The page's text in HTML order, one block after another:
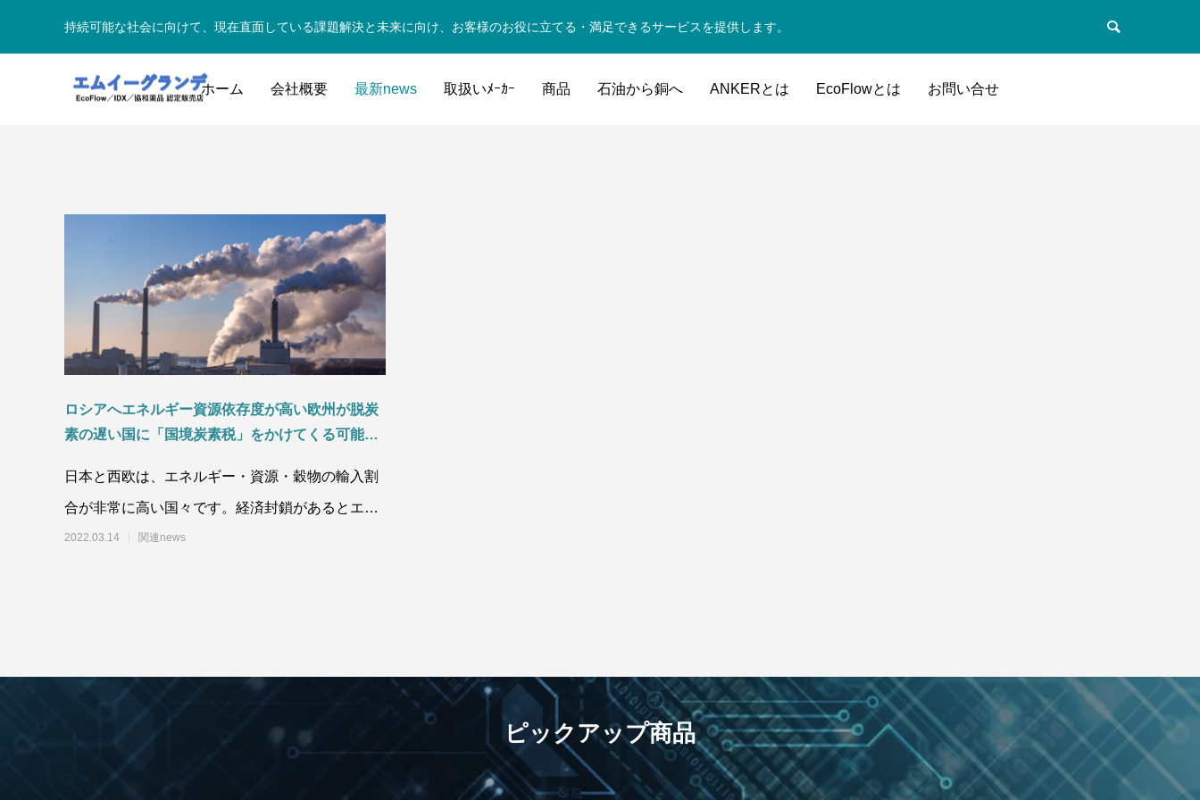
持続可能な社会に向けて、現在直面している課題解決と未来に向け、お客様のお役に立てる・満足できるサービスを提供します。
ホーム 会社概要 最新news 取扱いﾒｰｶｰ 商品 石油から銅へ ANKERとは EcoFlowとは お問い合せ
ロシアへエネルギー資源依存度が高い欧州が脱炭
素の遅い国に「国境炭素税」をかけてくる可能性
日本と西欧は、エネルギー・資源・穀物の輸入割
合が非常に高い国々です。経済封鎖があるとエネ
ルギーと原材料、資源がない産業が廃れ、輸入に
2022.03.14 関連news
ピックアップ商品